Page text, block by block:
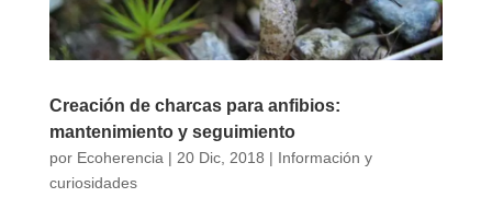
Creación de charcas para anfibios:
mantenimiento y seguimiento
por Ecoherencia | 20 Dic, 2018 | Información y
curiosidades